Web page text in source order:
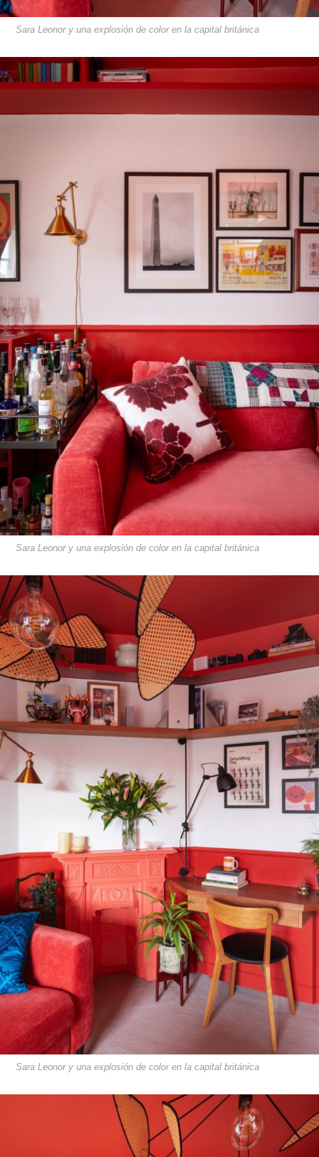
Sara Leonor y una explosión de color en la capital británica
Sara Leonor y una explosión de color en la capital británica
Sara Leonor y una explosión de color en la capital británica